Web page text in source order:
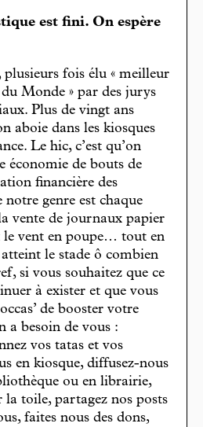
est fini. On espère
plusieurs fois élu « meilleur
Monde » par des jurys
Plus de vingt ans
aboie dans les kiosques
Le hic, c’est qu’on
économie de bouts de
financière des
genre est chaque
vente de journaux papier
le vent en poupe… tout en
atteint le stade ô combien
si vous souhaitez que ce
à exister et que vous
de booster votre
a besoin de vous :
vos tatas et vos
en kiosque, diffusez-nous
ou en librairie,
toile, partagez nos posts
faites nous des dons,